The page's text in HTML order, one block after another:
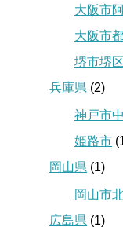
大阪市
大阪市
堺市堺区
兵庫県 (2)
神戸市
姫路市
岡山県 (1)
岡山市
広島県 (1)